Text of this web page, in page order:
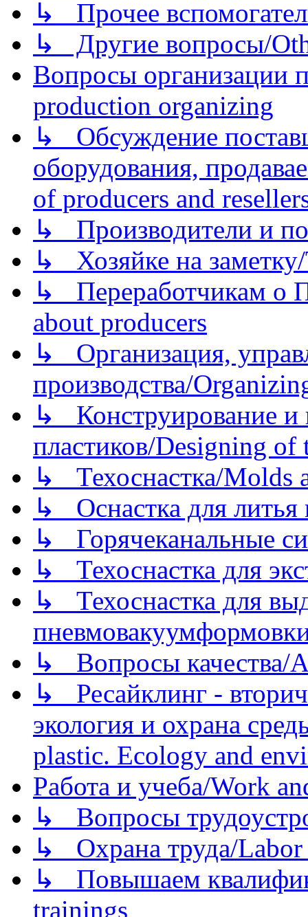
↳ Прочее
↳ Другие вопросы/
Вопросы организации
production organizing
↳ Обсуждение
оборудования,
of producers and
↳ Производители и
↳ Хозяйке на
↳ Переработчикам о
about producers
↳ Организация,
производства/
↳ Конструирование и
пластиков/Designing of
↳ Техоснастка/Molds
↳ Оснастка для литья
↳ Горячеканальные
↳ Техоснастка для
↳ Техоснастка для
↳ Вопросы качества/
↳ Ресайклинг -
экология и охрана
plastic. Ecology and
Работа и учеба/Work
↳ Вопросы
↳ Охрана труда/Labor
↳ Повышаем
trainings